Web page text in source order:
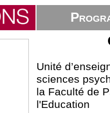
Unité
sciences
la Faculté de
l'Education